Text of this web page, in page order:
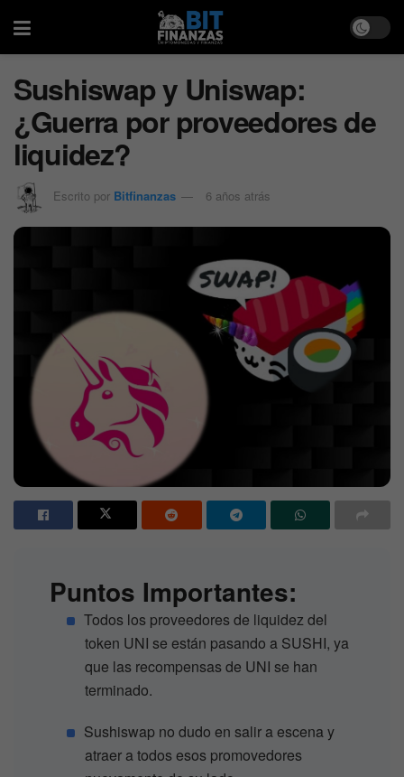
Sushiswap y Uniswap:
¿Guerra por proveedores de
liquidez?
Escrito por Bitfinanzas 6 años atrás
Puntos Importantes:
Todos los proveedores de liquidez del
token UNI se están pasando a SUSHI, ya
que las recompensas de UNI se han
terminado.
Sushiswap no dudo en salir a escena y
atraer a todos esos promovedores